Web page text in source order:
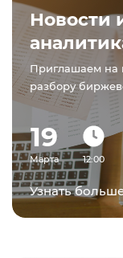
Новости
Приглашаем на
разбору
19
Марта 12:00
Узнать